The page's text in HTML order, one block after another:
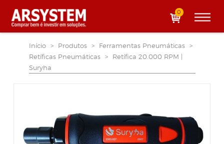
0
Início > Produtos > Ferramentas Pneumáticas >
Retíficas Pneumáticas >
Retífica 20.000 RPM |
Suryha